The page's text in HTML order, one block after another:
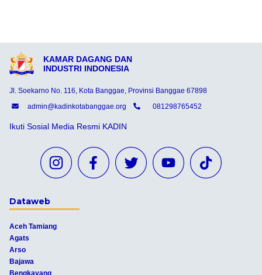
KAMAR DAGANG DAN
INDUSTRI INDONESIA
Jl. Soekarno No. 116, Kota Banggae, Provinsi Banggae 67898
admin@kadinkotabanggae.org
081298765452
Ikuti Sosial Media Resmi KADIN
Dataweb
Aceh Tamiang
Agats
Arso
Bajawa
Bengkayang